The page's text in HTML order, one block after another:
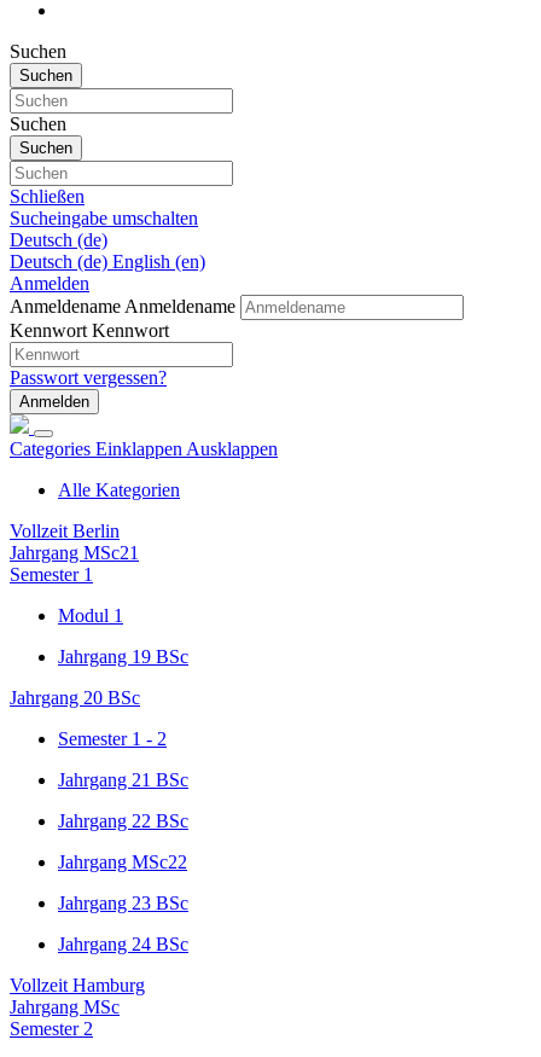
Suchen
Suchen
Suchen
Suchen
Schließen
Sucheingabe umschalten
Deutsch ‎(de)‎
Deutsch ‎(de)‎ English ‎(en)‎
Anmelden
Anmeldename Anmeldename
Kennwort Kennwort
Passwort vergessen?
Anmelden
Categories Einklappen Ausklappen
Alle Kategorien
Vollzeit Berlin
Jahrgang MSc21
Semester 1
Modul 1
Jahrgang 19 BSc
Jahrgang 20 BSc
Semester 1 - 2
Jahrgang 21 BSc
Jahrgang 22 BSc
Jahrgang MSc22
Jahrgang 23 BSc
Jahrgang 24 BSc
Vollzeit Hamburg
Jahrgang MSc
Semester 2